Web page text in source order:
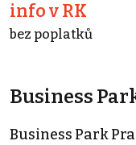
info v RK
bez poplatků
Business
Business Park